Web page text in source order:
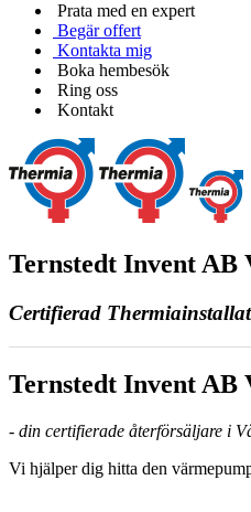
Prata med en expert
Begär offert
Kontakta mig
Boka hembesök
Ring oss
Kontakt
Ternstedt Invent AB
Certifierad
Ternstedt Invent AB
- din certifierade återförsäljare i
Vi hjälper dig hitta den